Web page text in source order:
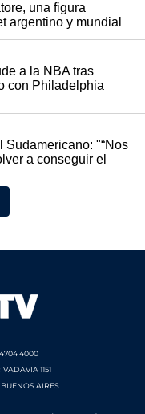
una figura
argentino y mundial
a la NBA tras
con Philadelphia
Sudamericano: "“Nos
a conseguir el
4704 4000
1151
AIRES